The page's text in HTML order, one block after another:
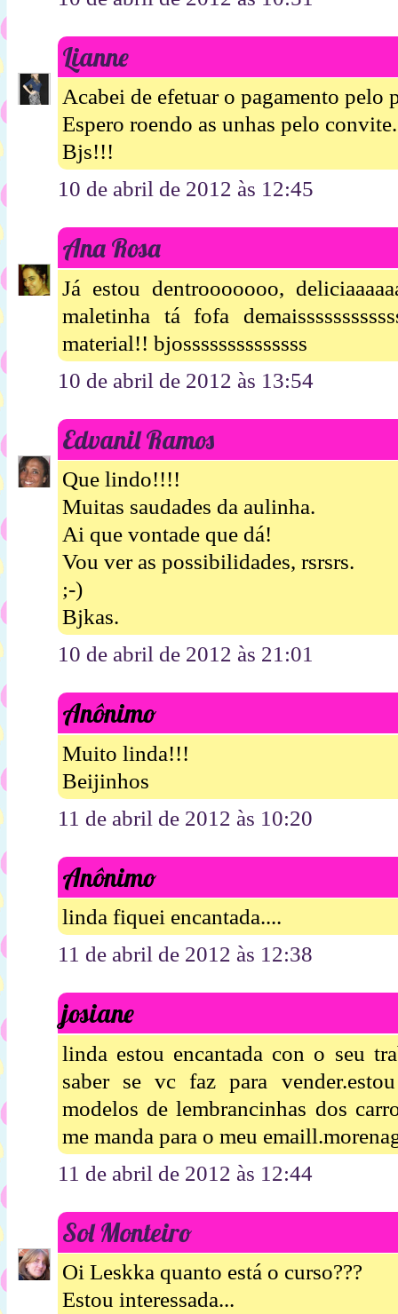
Lianne
Acabei de efetuar o pagamento pelo
Espero roendo as unhas pelo
Bjs!!!
10 de abril de 2012 às 12:45
Ana Rosa
Já estou dentrooooooo,
maletinha tá fofa
material!! bjossssssssssssss
10 de abril de 2012 às 13:54
Edvanil Ramos
Que lindo!!!!
Muitas saudades da aulinha.
Ai que vontade que dá!
Vou ver as possibilidades, rsrsrs.
;-)
Bjkas.
10 de abril de 2012 às 21:01
Anônimo
Muito linda!!!
Beijinhos
11 de abril de 2012 às 10:20
Anônimo
linda fiquei encantada....
11 de abril de 2012 às 12:38
josiane
linda estou encantada con o seu
saber se vc faz para
modelos de lembrancinhas dos
me manda para o meu
11 de abril de 2012 às 12:44
Sol Monteiro
Oi Leskka quanto está o curso???
Estou interessada...